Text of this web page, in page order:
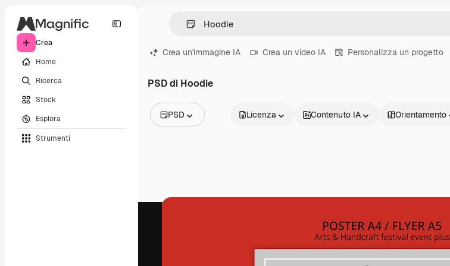
Crea
Home
Ricerca
Stock
Esplora
Strumenti
Crea un'immagine IA Crea un video IA Personalizza un progetto
PSD di Hoodie
PSD
Video
Licenza Contenuto IA Orientamento
Prodotti